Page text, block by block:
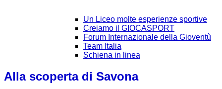
Un Liceo molte esperienze sportive
Creiamo il GIOCASPORT
Forum Internazionale della Gioventù
Team Italia
Schiena in linea
Alla scoperta di Savona